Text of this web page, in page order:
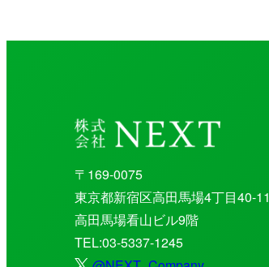
〒169-0075
東京都新宿区高田馬場4丁目40-11
高田馬場看山ビル9階
TEL:03-5337-1245